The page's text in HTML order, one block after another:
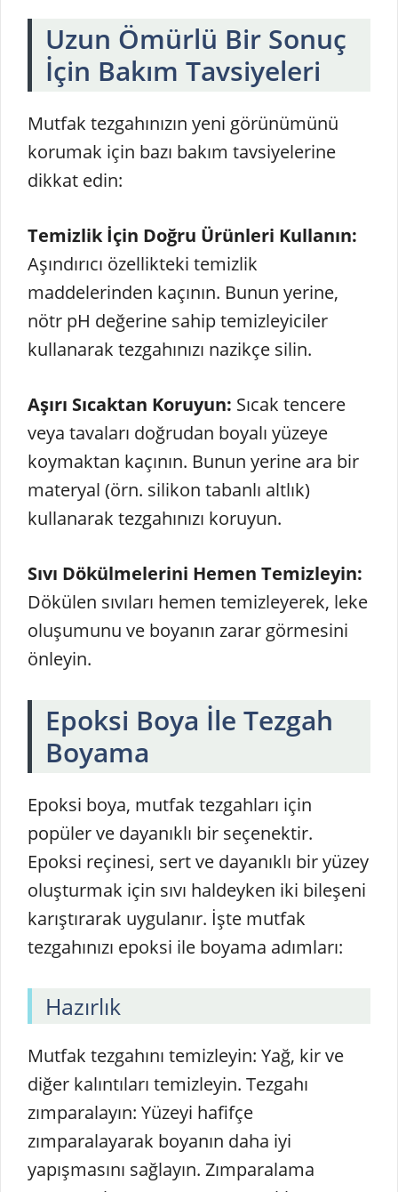
Uzun Ömürlü Bir Sonuç
İçin Bakım Tavsiyeleri
Mutfak tezgahınızın yeni görünümünü
korumak için bazı bakım tavsiyelerine
dikkat edin:
Temizlik İçin Doğru Ürünleri Kullanın:
Aşındırıcı özellikteki temizlik
maddelerinden kaçının. Bunun yerine,
nötr pH değerine sahip temizleyiciler
kullanarak tezgahınızı nazikçe silin.
Aşırı Sıcaktan Koruyun: Sıcak tencere
veya tavaları doğrudan boyalı yüzeye
koymaktan kaçının. Bunun yerine ara bir
materyal (örn. silikon tabanlı altlık)
kullanarak tezgahınızı koruyun.
Sıvı Dökülmelerini Hemen Temizleyin:
Dökülen sıvıları hemen temizleyerek, leke
oluşumunu ve boyanın zarar görmesini
önleyin.
Epoksi Boya İle Tezgah
Boyama
Epoksi boya, mutfak tezgahları için
popüler ve dayanıklı bir seçenektir.
Epoksi reçinesi, sert ve dayanıklı bir yüzey
oluşturmak için sıvı haldeyken iki bileşeni
karıştırarak uygulanır. İşte mutfak
tezgahınızı epoksi ile boyama adımları:
Hazırlık
Mutfak tezgahını temizleyin: Yağ, kir ve
diğer kalıntıları temizleyin. Tezgahı
zımparalayın: Yüzeyi hafifçe
zımparalayarak boyanın daha iyi
yapışmasını sağlayın. Zımparalama